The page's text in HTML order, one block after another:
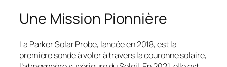
Une Mission Pionnière
La Parker Solar Probe, lancée en 2018, est la
première sonde à voler à travers la couronne solaire,